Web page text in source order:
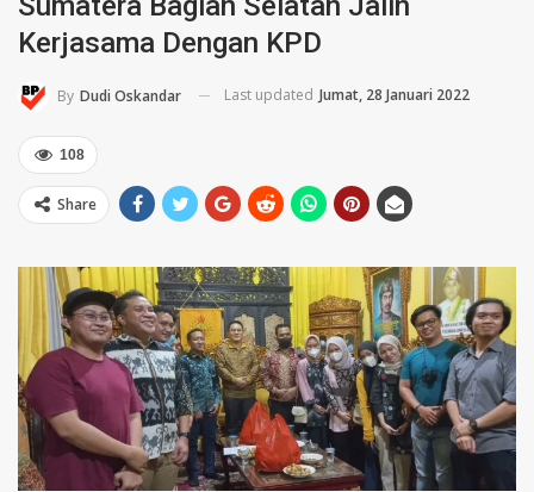
Kerjasama Dengan KPD
By Dudi Oskandar Last updated Jumat, 28 Januari 2022
108
Share